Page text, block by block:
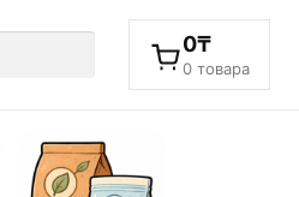
0₸
0 товара